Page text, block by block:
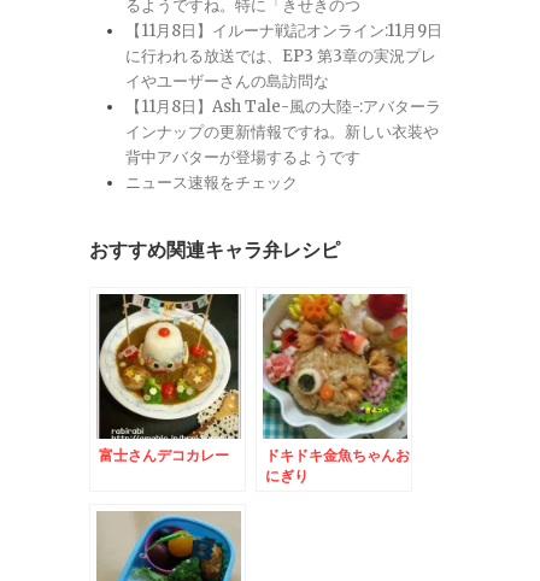
るようですね。特に「きせきのつ
【11月8日】イルーナ戦記オンライン:11月9日
に行われる放送では、EP3 第3章の実況プレ
イやユーザーさんの島訪問な
【11月8日】Ash Tale-風の大陸-:アバターラ
インナップの更新情報ですね。新しい衣装や
背中アバターが登場するようです
ニュース速報をチェック
おすすめ関連キャラ弁レシピ
富士さんデコカレー
ドキドキ金魚ちゃんお
にぎり